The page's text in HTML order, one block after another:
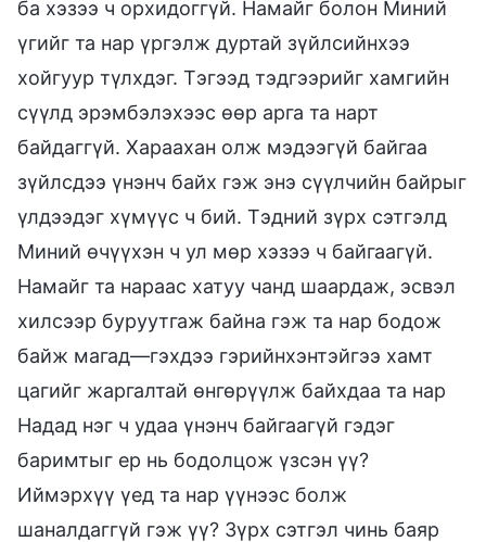
ба хэзээ ч орхидоггүй. Намайг болон Миний
үгийг та нар үргэлж дуртай зүйлсийнхээ
хойгуур түлхдэг. Тэгээд тэдгээрийг хамгийн
сүүлд эрэмбэлэхээс өөр арга та нарт
байдаггүй. Хараахан олж мэдээгүй байгаа
зүйлсдээ үнэнч байх гэж энэ сүүлчийн байрыг
үлдээдэг хүмүүс ч бий. Тэдний зүрх сэтгэлд
Миний өчүүхэн ч ул мөр хэзээ ч байгаагүй.
Намайг та нараас хатуу чанд шаардаж, эсвэл
хилсээр буруутгаж байна гэж та нар бодож
байж магад—гэхдээ гэрийнхэнтэйгээ хамт
цагийг жаргалтай өнгөрүүлж байхдаа та нар
Надад нэг ч удаа үнэнч байгаагүй гэдэг
баримтыг ер нь бодолцож үзсэн үү?
Иймэрхүү үед та нар үүнээс болж
шаналдаггүй гэж үү? Зүрх сэтгэл чинь баяр